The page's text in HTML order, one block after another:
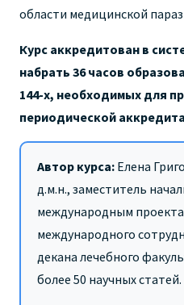
области медицинской
Курс аккредитован в
набрать 36 часов
144-х, необходимых для
периодической
Автор курса: Елена
д.м.н., заместитель
международным
международного
декана лечебного
более 50 научных статей.